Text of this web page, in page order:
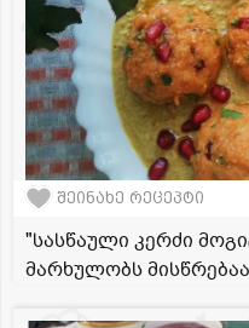
შეინახე რეცეპტი
"სასწაული კერძი
მარხულობს